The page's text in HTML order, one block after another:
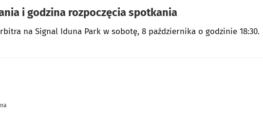
i godzina rozpoczęcia spotkania
na Signal Iduna Park w sobotę, 8 października o godzinie 18:30.